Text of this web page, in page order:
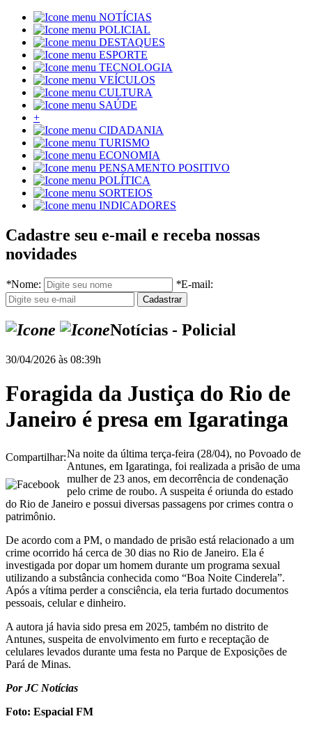
NOTÍCIAS
POLICIAL
DESTAQUES
ESPORTE
TECNOLOGIA
VEÍCULOS
CULTURA
SAÚDE
+
CIDADANIA
TURISMO
ECONOMIA
PENSAMENTO POSITIVO
POLÍTICA
SORTEIOS
INDICADORES
Cadastre seu e-mail e receba nossas
novidades
*Nome: *E-mail:
Notícias - Policial
30/04/2026 às 08:39h
Foragida da Justiça do Rio de
Janeiro é presa em Igaratinga
Compartilhar:Na noite da última terça-feira (28/04), no Povoado de
Antunes, em Igaratinga, foi realizada a prisão de uma
mulher de 23 anos, em decorrência de condenação
pelo crime de roubo. A suspeita é oriunda do estado
do Rio de Janeiro e possui diversas passagens por crimes contra o
patrimônio.
De acordo com a PM, o mandado de prisão está relacionado a um
crime ocorrido há cerca de 30 dias no Rio de Janeiro. Ela é
investigada por dopar um homem durante um programa sexual
utilizando a substância conhecida como “Boa Noite Cinderela”.
Após a vítima perder a consciência, ela teria furtado documentos
pessoais, celular e dinheiro.
A autora já havia sido presa em 2025, também no distrito de
Antunes, suspeita de envolvimento em furto e receptação de
celulares levados durante uma festa no Parque de Exposições de
Pará de Minas.
Por JC Notícias
Foto: Espacial FM